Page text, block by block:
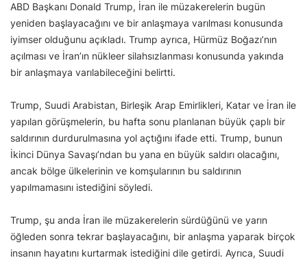
ABD Başkanı Donald Trump, İran ile müzakerelerin bugün
yeniden başlayacağını ve bir anlaşmaya varılması konusunda
iyimser olduğunu açıkladı. Trump ayrıca, Hürmüz Boğazı’nın
açılması ve İran’ın nükleer silahsızlanması konusunda yakında
bir anlaşmaya varılabileceğini belirtti.
Trump, Suudi Arabistan, Birleşik Arap Emirlikleri, Katar ve İran ile
yapılan görüşmelerin, bu hafta sonu planlanan büyük çaplı bir
saldırının durdurulmasına yol açtığını ifade etti. Trump, bunun
İkinci Dünya Savaşı’ndan bu yana en büyük saldırı olacağını,
ancak bölge ülkelerinin ve komşularının bu saldırının
yapılmamasını istediğini söyledi.
Trump, şu anda İran ile müzakerelerin sürdüğünü ve yarın
öğleden sonra tekrar başlayacağını, bir anlaşma yaparak birçok
insanın hayatını kurtarmak istediğini dile getirdi. Ayrıca, Suudi